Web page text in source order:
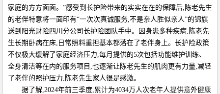
家庭的方方面面。”感受到长护险带来的实实在在的保障后,陈老先生
的老伴特意将一面印有“一次次真诚服务,不是亲人胜似亲人”的锦旗
送到阳光财险四川分公司长护险团队手中。因身患多种疾病,陈老先
生长期卧病在床,日常照料重担基本都落在了老伴身上。长护险政策
不仅极大缓解了家庭经济压力,每月提供的5次包括功能维护训练、
全身清洁等在内的服务项目,也逐渐让陈老先生的肌肉更有力量,减轻
了老伴的照护压力,陈老先生家人很是感激。
据了解,2024年前三季度,累计为4034万人次老年人提供意外健康